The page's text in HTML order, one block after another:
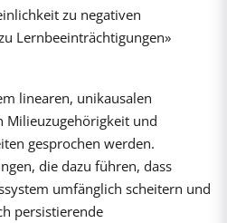
zu negativen
Lernbeeinträchtigungen»
linearen, unikausalen
Milieuzugehörigkeit und
gesprochen werden.
die dazu führen, dass
umfänglich scheitern und
persistierende